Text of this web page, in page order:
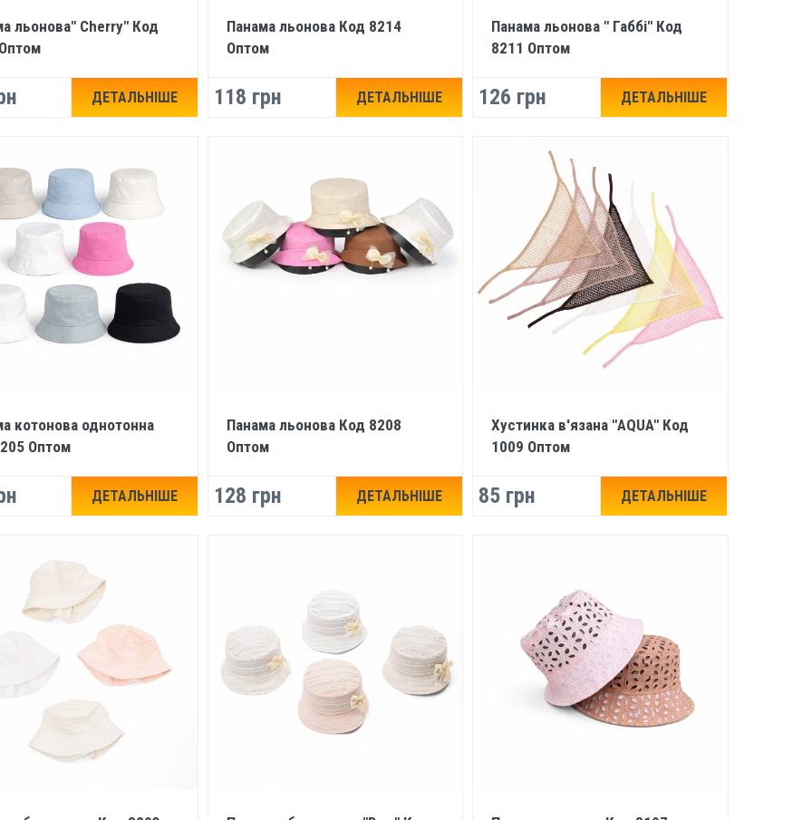
льонова" Cherry" Код
ДЕТАЛЬНІШЕ
Панама льонова Код 8214
Оптом
118 грн ДЕТАЛЬНІШЕ
Панама льонова " Габбі" Код
8211 Оптом
126 грн ДЕТАЛЬНІШЕ
котонова однотонна
Оптом
ДЕТАЛЬНІШЕ
Панама льонова Код 8208
Оптом
128 грн ДЕТАЛЬНІШЕ
Хустинка в'язана "AQUA" Код
1009 Оптом
85 грн ДЕТАЛЬНІШЕ